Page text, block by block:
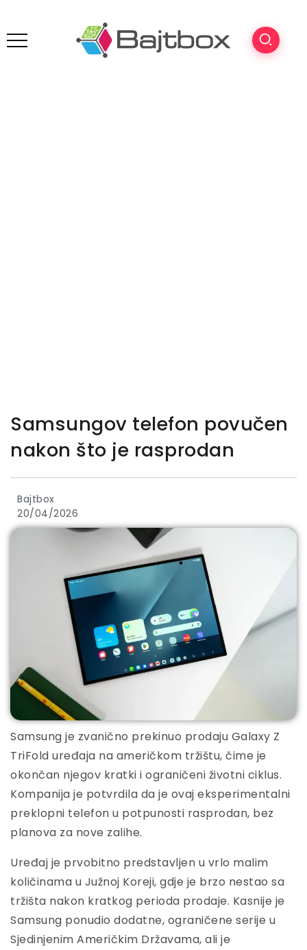
Samsungov telefon povučen
nakon što je rasprodan
Bajtbox
20/04/2026
Samsung je zvanično prekinuo prodaju Galaxy Z
TriFold uređaja na američkom tržištu, čime je
okončan njegov kratki i ograničeni životni ciklus.
Kompanija je potvrdila da je ovaj eksperimentalni
preklopni telefon u potpunosti rasprodan, bez
planova za nove zalihe.
Uređaj je prvobitno predstavljen u vrlo malim
količinama u Južnoj Koreji, gdje je brzo nestao sa
tržišta nakon kratkog perioda prodaje. Kasnije je
Samsung ponudio dodatne, ograničene serije u
Sjedinjenim Američkim Državama, ali je